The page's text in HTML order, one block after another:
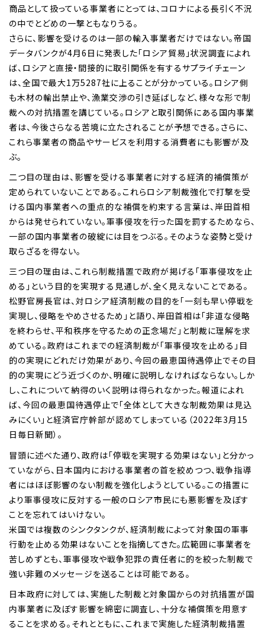
商品として扱っている事業者にとっては、コロナによる長引く不況
の中でとどめの一撃ともなりうる。
さらに、影響を受けるのは一部の輸入事業者だけではない。帝国
データバンクが4月6日に発表した「ロシア貿易」状況調査によれ
ば、ロシアと直接・間接的に取引関係を有するサプライチェーン
は、全国で最大1万5287社に上ることが分かっている。ロシア側
も木材の輸出禁止や、漁業交渉の引き延ばしなど、様々な形で制
裁への対抗措置を講じている。ロシアと取引関係にある国内事業
者は、今後さらなる苦境に立たされることが予想できる。さらに、
これら事業者の商品やサービスを利用する消費者にも影響が及
ぶ。
二つ目の理由は、影響を受ける事業者に対する経済的補償策が
定められていないことである。これらロシア制裁強化で打撃を受
ける国内事業者への重点的な補償を約束する言葉は、岸田首相
からは発せられていない。軍事侵攻を行った国を罰するためなら、
一部の国内事業者の破綻には目をつぶる。そのような姿勢と受け
取らざるを得ない。
三つ目の理由は、これら制裁措置で政府が掲げる「軍事侵攻を止
める」という目的を実現する見通しが、全く見えないことである。
松野官房長官は、対ロシア経済制裁の目的を「一刻も早い停戦を
実現し、侵略をやめさせるため」と語り、岸田首相は「非道な侵略
を終わらせ、平和秩序を守るための正念場だ」と制裁に理解を求
めている。政府はこれまでの経済制裁が「軍事侵攻を止める」目
的の実現にどれだけ効果があり、今回の最恵国待遇停止でその目
的の実現にどう近づくのか、明確に説明しなければならない。しか
し、これについて納得のいく説明は得られなかった。報道によれ
ば、今回の最恵国待遇停止で「全体として大きな制裁効果は見込
みにくい」と経済官庁幹部が認めてしまっている（2022年3月15
日毎日新聞）。
冒頭に述べた通り、政府は「停戦を実現する効果はない」と分かっ
ていながら、日本国内における事業者の首を絞めつつ、戦争指導
者にはほぼ影響のない制裁を強化しようとしている。この措置に
より軍事侵攻に反対する一般のロシア市民にも悪影響を及ぼす
ことを忘れてはいけない。
米国では複数のシンクタンクが、経済制裁によって対象国の軍事
行動を止める効果はないことを指摘してきた。広範囲に事業者を
苦しめずとも、軍事侵攻や戦争犯罪の責任者に的を絞った制裁で
強い非難のメッセージを送ることは可能である。
日本政府に対しては、実施した制裁と対象国からの対抗措置が国
内事業者に及ぼす影響を綿密に調査し、十分な補償策を用意す
ることを求める。それとともに、これまで実施した経済制裁措置